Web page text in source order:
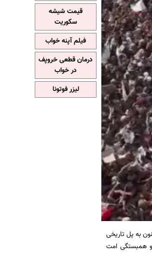
به پل تاریخی
و همبستگی امت
قیمت شیشه
سکوریت
فیلم آپنه خواب
درمان قطعی خروپف
در خواب
لیزر فوتونا